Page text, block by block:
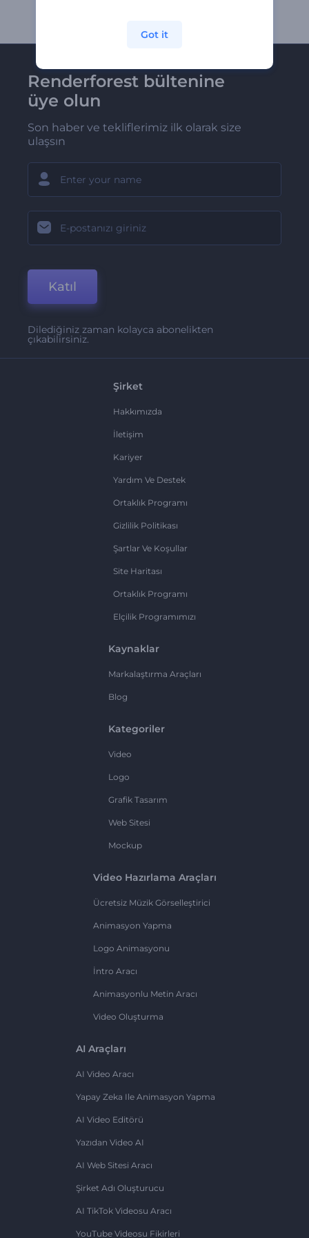
Renderforest bültenine
üye olun
Son haber ve tekliflerimiz ilk olarak size
ulaşsın
Katıl
Dilediğiniz zaman kolayca abonelikten
çıkabilirsiniz.
Şirket
Hakkımızda
İletişim
Kariyer
Yardım Ve Destek
Ortaklık Programı
Gizlilik Politikası
Şartlar Ve Koşullar
Site Haritası
Ortaklık Programı
Elçilik Programımızı
Kaynaklar
Markalaştırma Araçları
Blog
Kategoriler
Video
Logo
Grafik Tasarım
Web Sitesi
Mockup
Video Hazırlama Araçları
Ücretsiz Müzik Görselleştirici
Animasyon Yapma
Logo Animasyonu
İntro Aracı
Animasyonlu Metin Aracı
Video Oluşturma
AI Araçları
AI Video Aracı
Yapay Zeka Ile Animasyon Yapma
AI Video Editörü
Yazıdan Video AI
AI Web Sitesi Aracı
Şirket Adı Oluşturucu
AI TikTok Videosu Aracı
YouTube Videosu Fikirleri
Got it